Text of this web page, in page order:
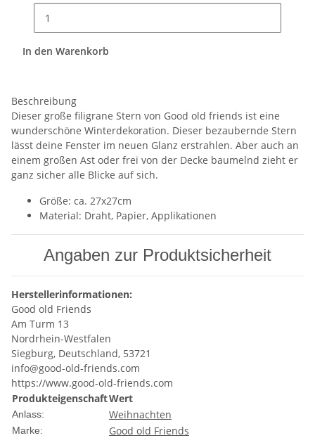
In den Warenkorb
Beschreibung
Dieser große filigrane Stern von Good old friends ist eine
wunderschöne Winterdekoration. Dieser bezaubernde Stern
lässt deine Fenster im neuen Glanz erstrahlen. Aber auch an
einem großen Ast oder frei von der Decke baumelnd zieht er
ganz sicher alle Blicke auf sich.
Größe: ca. 27x27cm
Material: Draht, Papier, Applikationen
Angaben zur Produktsicherheit
Herstellerinformationen:
Good old Friends
Am Turm 13
Nordrhein-Westfalen
Siegburg, Deutschland, 53721
info@good-old-friends.com
https://www.good-old-friends.com
ProdukteigenschaftWert
Anlass: Weihnachten
Marke: Good old Friends